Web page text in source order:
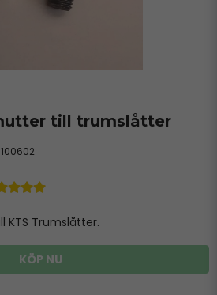
till trumslåtter
KTS Trumslåtter.
KÖP NU